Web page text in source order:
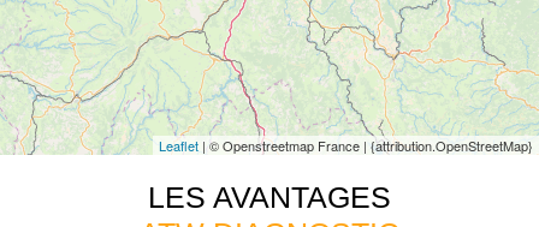
Leaflet | © Openstreetmap France | {attribution.OpenStreetMap}
LES AVANTAGES